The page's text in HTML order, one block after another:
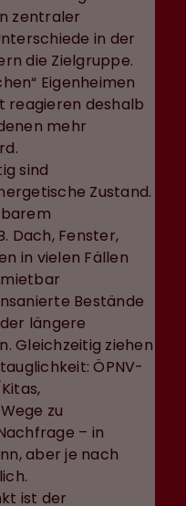
zentraler
in der
die Zielgruppe.
Eigenheimen
reagieren deshalb
mehr
sind
Zustand.
Dach, Fenster,
in vielen Fällen
Bestände
längere
Gleichzeitig ziehen
ÖPNV-
zu
– in
aber je nach
ist der